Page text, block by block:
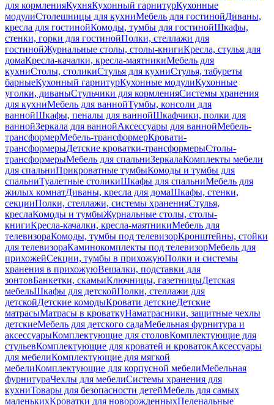
для кормленияКухняКухонный гарнитурКухонные
модулиСтолешницы для кухниМебель для гостинойДиваны,
кресла для гостинойКомоды, тумбы для гостинойШкафы,
стенки, горки для гостинойПолки, стеллажи для
гостинойЖурнальные столы, столы-книгиКресла, стулья для
домаКресла-качалки, кресла-маятникиМебель для
кухниСтолы, столикиСтулья для кухниСтулья, табуреты
барныеКухонный гарнитурКухонные модулиКухонные
уголки, диваныСтульчики для кормленияСистемы хранения
для кухниМебель для ваннойТумбы, консоли для
ваннойШкафы, пеналы для ваннойШкафчики, полки для
ваннойЗеркала для ваннойАксессуары для ваннойМебель-
трансформерМебель-трансформерКровати-
трансформерыДетские кроватки-трансформерыСтолы-
трансформерыМебель для спальниЗеркалаКомплекты мебели
для спальниПрикроватные тумбыКомоды и тумбы для
спальниТуалетные столикиШкафы для спальниМебель для
жилых комнатДиваны, кресла для домаШкафы, стенки,
секцииПолки, стеллажи, системы храненияСтулья,
креслаКомоды и тумбыЖурнальные столы, столы-
книгиКресла-качалки, кресла-маятникиМебель для
телевизораКомоды, тумбы под телевизорКронштейны, стойки
для телевизораКаминокомплекты под телевизорМебель для
прихожейСекции, тумбы в прихожуюПолки и системы
хранения в прихожуюВешалки, подставки для
зонтовБанкетки, скамьиКлючницы, газетницыДетская
мебельШкафы для детскойПолки, стеллажи для
детскойДетские комодыКровати детскиеДетские
матрасыМатрасы в кроваткуНаматрасники, защитные чехлы
детскиеМебель для детского садаМебельная фурнитура и
аксессуарыКомплектующие для столовКомплектующие для
стульевКомплектующие для кроватей и кроватокАксессуары
для мебелиКомплектующие для мягкой
мебелиКомплектующие для корпусной мебелиМебельная
фурнитураЧехлы для мебелиСистемы хранения для
кухниТовары для безопасности детейМебель для самых
маленькихКроватки для новорожденныхПеленальные